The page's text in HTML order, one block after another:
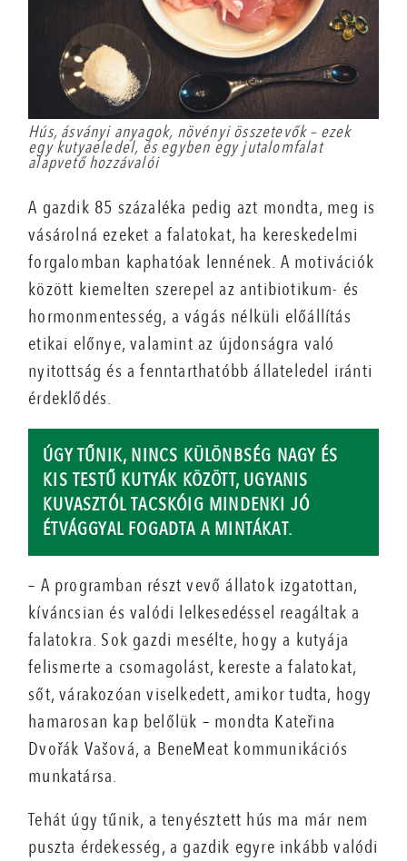
Hús, ásványi anyagok, növényi összetevők – ezek
egy kutyaeledel, és egyben egy jutalomfalat
alapvető hozzávalói
A gazdik 85 százaléka pedig azt mondta, meg is
vásárolná ezeket a falatokat, ha kereskedelmi
forgalomban kaphatóak lennének. A motivációk
között kiemelten szerepel az antibiotikum- és
hormonmentesség, a vágás nélküli előállítás
etikai előnye, valamint az újdonságra való
nyitottság és a fenn­tart­hatóbb állateledel iránti
érdeklődés.
ÚGY TŰNIK, NINCS KÜLÖNBSÉG NAGY ÉS
KIS TESTŰ KUTYÁK KÖZÖTT, UGYANIS
KUVASZTÓL TACSKÓIG MINDENKI JÓ
ÉTVÁGGYAL FOGADTA A MINTÁKAT.
– A programban részt vevő állatok izgatottan,
kíváncsian és valódi lelkesedéssel reagáltak a
falatokra. Sok gazdi mesélte, hogy a kutyája
felismerte a csomagolást, kereste a falatokat,
sőt, várakozóan viselkedett, amikor tudta, hogy
hamarosan kap belőlük – mondta Kateřina
Dvořák Vašová, a BeneMeat kommunikációs
munkatársa.
Tehát úgy tűnik, a tenyésztett hús ma már nem
puszta érdekesség, a gazdik egyre inkább valódi